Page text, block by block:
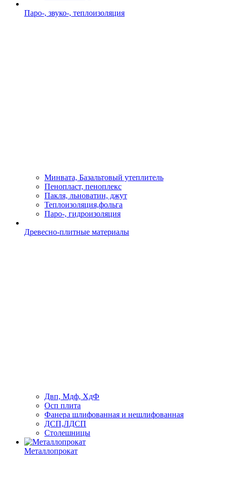
Паро-, звуко-, теплоизоляция
Минвата, Базальтовый утеплитель
Пенопласт, пеноплекс
Пакля, льноватин, джут
Теплоизоляция,фольга
Паро-, гидроизоляция
Древесно-плитные материалы
Двп, Мдф, ХдФ
Осп плита
Фанера шлифованная и нешлифованная
ДСП,ЛДСП
Столешницы
Металлопрокат